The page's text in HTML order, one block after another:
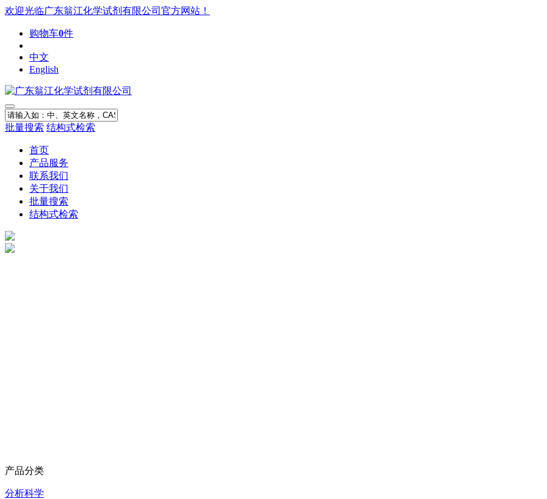
欢迎光临广东翁江化学试剂有限公司官方网站！
购物车0件
中文
English
批量搜索 结构式检索
首页
产品服务
联系我们
关于我们
批量搜索
结构式检索
产品分类
分析科学